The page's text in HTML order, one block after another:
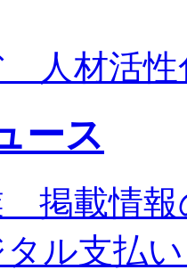
人材活性
ース
掲載情
タル支払